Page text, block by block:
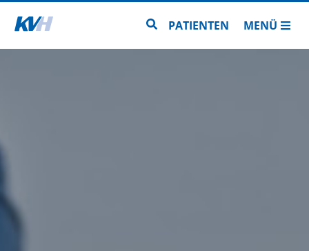
Zur Startseite Zur Seitensuche
PATIENTEN MENÜ